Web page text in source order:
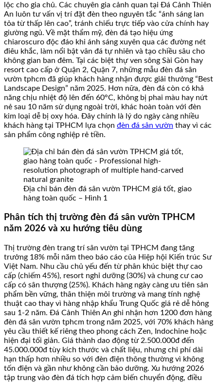
lộc cho gia chủ. Các chuyên gia cảnh quan tại Đá Cảnh Thiên
An luôn tư vấn vị trí đặt đèn theo nguyên tắc “ánh sáng lan
tỏa từ thấp lên cao”, tránh chiếu trực tiếp vào cửa chính hay
giường ngủ. Về mặt thẩm mỹ, đèn đá tạo hiệu ứng
chiaroscuro độc đáo khi ánh sáng xuyên qua các đường nét
điêu khắc, làm nổi bật vân đá tự nhiên và tạo chiều sâu cho
không gian ban đêm. Tại các biệt thự ven sông Sài Gòn hay
resort cao cấp ở Quận 2, Quận 7, những mẫu đèn đá sân
vườn tphcm đã giúp khách hàng nhận được giải thưởng “Best
Landscape Design” năm 2025. Hơn nữa, đèn đá còn có khả
năng chịu nhiệt độ lên đến 60°C, không bị phai màu hay nứt
nẻ sau 10 năm sử dụng ngoài trời, khác hoàn toàn với đèn
kim loại dễ bị oxy hóa. Đây chính là lý do ngày càng nhiều
khách hàng tại TPHCM lựa chọn đèn đá sân vườn thay vì các
sản phẩm công nghiệp rẻ tiền.
Địa chỉ bán đèn đá sân vườn TPHCM giá tốt, giao
hàng toàn quốc – Hình 1
Phân tích thị trường đèn đá sân vườn TPHCM
năm 2026 và xu hướng tiêu dùng
Thị trường đèn trang trí sân vườn tại TPHCM đang tăng
trưởng 18% mỗi năm theo báo cáo của Hiệp hội Kiến trúc Sư
Việt Nam. Nhu cầu chủ yếu đến từ phân khúc biệt thự cao
cấp (chiếm 45%), resort nghỉ dưỡng (30%) và chung cư cao
cấp có sân thượng (25%). Khách hàng ngày càng ưu tiên sản
phẩm bền vững, thân thiện môi trường và mang tính nghệ
thuật cao thay vì hàng nhập khẩu Trung Quốc giá rẻ dễ hỏng
sau 1-2 năm. Đá Cảnh Thiên An ghi nhận hơn 1200 đơn hàng
đèn đá sân vườn tphcm trong năm 2025, với 70% khách hàng
yêu cầu thiết kế riêng theo phong cách Zen, Indochine hoặc
hiện đại tối giản. Giá thành dao động từ 2.500.000đ đến
45.000.000đ tùy kích thước và chất liệu, nhưng chi phí dài
hạn thấp hơn nhiều so với đèn điện thông thường vì không
tốn điện và gần như không cần bảo dưỡng. Xu hướng 2026
tập trung vào đèn đá tích hợp cảm biến chuyển động, điều